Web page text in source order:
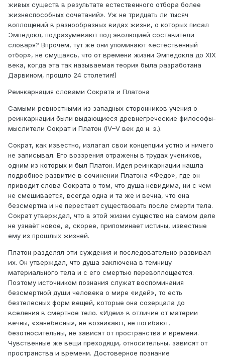
живых существ в результате естественного отбора более
жизнеспособных сочетаний». Уж не тридцать ли тысяч
воплощений в разнообразных видах жизни, о которых писал
Эмпедокл, подразумевают под эволюцией составители
словаря? Впрочем, тут же они упоминают «естественный
отбор», не смущаясь, что от времени жизни Эмпедокла до XIX
века, когда эта так называемая теория была разработана
Дарвином, прошло 24 столетия!)
Реинкарнация словами Сократа и Платона
Самыми ревностными из западных сторонников учения о
реинкарнации были выдающиеся древнегреческие философы-
мыслители Сократ и Платон (IV–V век до н. э.).
Сократ, как известно, излагал свои концепции устно и ничего
не записывал. Его воззрения отражены в трудах учеников,
одним из которых и был Платон. Идея реинкарнации нашла
подробное развитие в сочинении Платона «Федо», где он
приводит слова Сократа о том, что душа невидима, ни с чем
не смешивается, всегда одна и та же и вечна, что она
безсмертна и не перестает существовать после смерти тела.
Сократ утверждал, что в этой жизни существо на самом деле
не узнаёт новое, а, скорее, припоминает истины, известные
ему из прошлых жизней.
Платон разделял эти суждения и последовательно развивал
их. Он утверждал, что душа заключена в темницу
материального тела и с его смертью перевоплощается.
Поэтому источником познания служат воспоминания
безсмертной души человека о мире «идей», то есть
безтелесных форм вещей, которые она созерцала до
вселения в смертное тело. «Идеи» в отличие от материи
вечны, «занебесны», не возникают, не погибают,
безотносительны, не зависят от пространства и времени.
Чувственные же вещи преходящи, относительны, зависят от
пространства и времени. Достоверное познание